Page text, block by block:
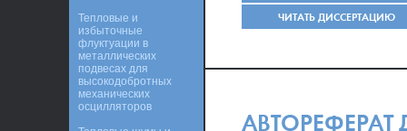
ЧИТАТЬ ДИССЕРТАЦИЮ
АВТОРЕФЕРАТ
Тепловые и
избыточные
флуктуации в
металлических
подвесах для
высокодобротных
механических
осцилляторов